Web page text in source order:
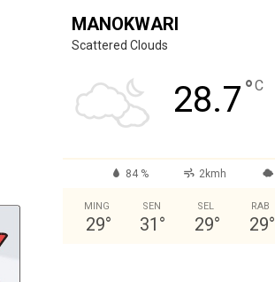
MANOKWARI
Scattered Clouds
28.7°C
84 % 2kmh
MING
29°
SEN
31 °
SEL
29°
RAB
29°